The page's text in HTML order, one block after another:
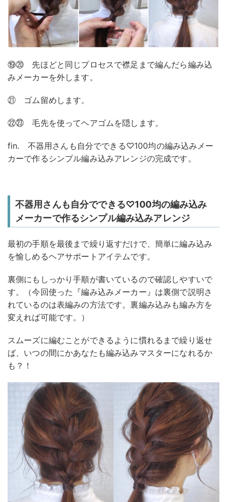
⑲⑳ 先ほどと同じプロセスで襟足まで編んだら編み込
みメーカーを外します。
㉑ ゴム留めします。
㉒㉓ 毛先を使ってヘアゴムを隠します。
fin. 不器用さんも自分でできる♡100均の編み込みメー
カーで作るシンプル編み込みアレンジの完成です。
不器用さんも自分でできる♡100均の編み込み
メーカーで作るシンプル編み込みアレンジ
最初の手順を最後まで繰り返すだけで、簡単に編み込み
を愉しめるヘアサポートアイテムです。
裏側にもしっかり手順が書いているので確認しやすいで
す。（今回使った『編み込みメーカー』は裏側で説明さ
れているのは表編みの方法です。裏編み込みも編み方を
変えれば可能です。）
スムーズに編むことができるように慣れるまで繰り返せ
ば、いつの間にかあなたも編み込みマスターになれるか
も？！